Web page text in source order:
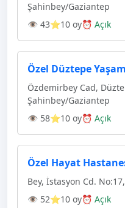
Şahinbey/Gaziantep
👁 43⭐10 oy⏰ Açık
Özel Düztepe
Özdemirbey Cad,
Şahinbey/Gaziantep
👁 58⭐10 oy⏰ Açık
Özel Hayat
Bey, İstasyon Cd.
👁 52⭐10 oy⏰ Açık